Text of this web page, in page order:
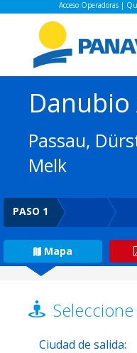
Acceso Operadoras|
Danubio
Passau,
Melk
PASO 1
Mapa
Ciudad de salida: